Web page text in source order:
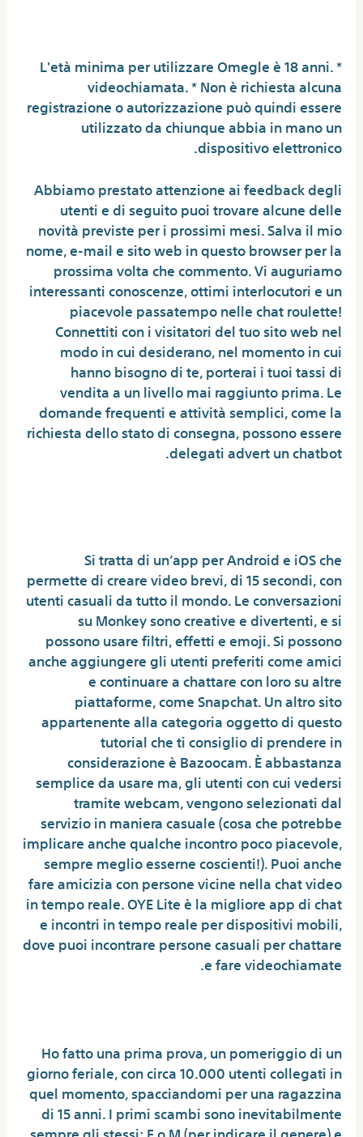
* L'età minima per utilizzare Omegle è 18 anni.
videochiamata. * Non è richiesta alcuna
registrazione o autorizzazione può quindi essere
utilizzato da chiunque abbia in mano un
dispositivo elettronico.
Abbiamo prestato attenzione ai feedback degli
utenti e di seguito puoi trovare alcune delle
novità previste per i prossimi mesi. Salva il mio
nome, e-mail e sito web in questo browser per la
prossima volta che commento. Vi auguriamo
interessanti conoscenze, ottimi interlocutori e un
piacevole passatempo nelle chat roulette!
Connettiti con i visitatori del tuo sito web nel
modo in cui desiderano, nel momento in cui
hanno bisogno di te, porterai i tuoi tassi di
vendita a un livello mai raggiunto prima. Le
domande frequenti e attività semplici, come la
richiesta dello stato di consegna, possono essere
delegati advert un chatbot.
Si tratta di un’app per Android e iOS che
permette di creare video brevi, di 15 secondi, con
utenti casuali da tutto il mondo. Le conversazioni
su Monkey sono creative e divertenti, e si
possono usare filtri, effetti e emoji. Si possono
anche aggiungere gli utenti preferiti come amici
e continuare a chattare con loro su altre
piattaforme, come Snapchat. Un altro sito
appartenente alla categoria oggetto di questo
tutorial che ti consiglio di prendere in
considerazione è Bazoocam. È abbastanza
semplice da usare ma, gli utenti con cui vedersi
tramite webcam, vengono selezionati dal
servizio in maniera casuale (cosa che potrebbe
implicare anche qualche incontro poco piacevole,
sempre meglio esserne coscienti!). Puoi anche
fare amicizia con persone vicine nella chat video
in tempo reale. OYE Lite è la migliore app di chat
e incontri in tempo reale per dispositivi mobili,
dove puoi incontrare persone casuali per chattare
e fare videochiamate.
Ho fatto una prima prova, un pomeriggio di un
giorno feriale, con circa 10.000 utenti collegati in
quel momento, spacciandomi per una ragazzina
di 15 anni. I primi scambi sono inevitabilmente